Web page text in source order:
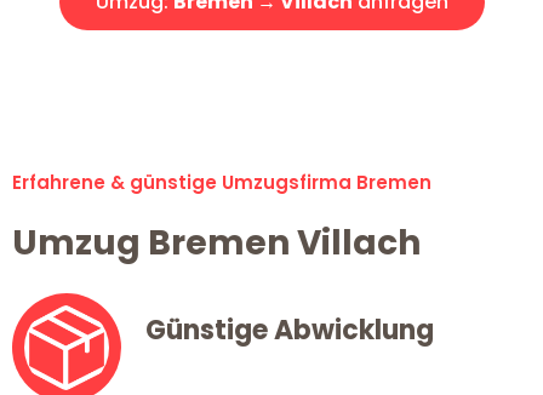
Erfahrene & günstige Umzugsfirma Bremen
Umzug Bremen Villach
Günstige Abwicklung